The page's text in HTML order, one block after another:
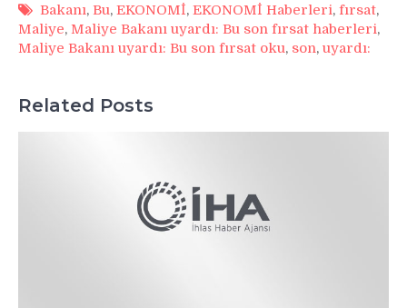
Bakanı, Bu, EKONOMİ, EKONOMİ Haberleri, fırsat,
Maliye, Maliye Bakanı uyardı: Bu son fırsat haberleri,
Maliye Bakanı uyardı: Bu son fırsat oku, son, uyardı:
Related Posts